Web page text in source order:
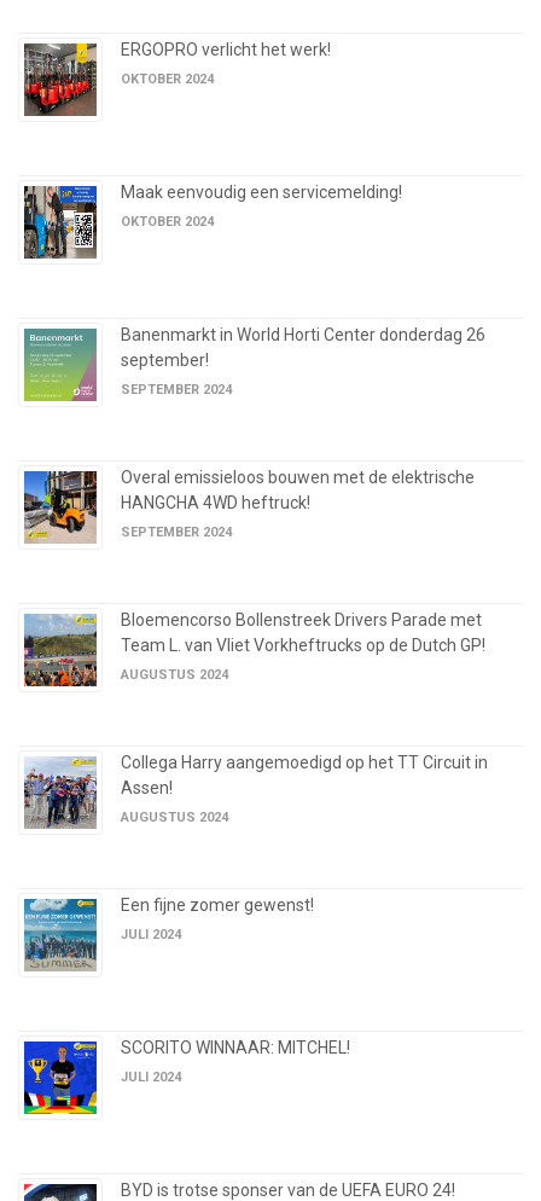
ERGOPRO verlicht het werk!
OKTOBER 2024
Maak eenvoudig een servicemelding!
OKTOBER 2024
Banenmarkt in World Horti Center donderdag 26
september!
SEPTEMBER 2024
Overal emissieloos bouwen met de elektrische
HANGCHA 4WD heftruck!
SEPTEMBER 2024
Bloemencorso Bollenstreek Drivers Parade met
Team L. van Vliet Vorkheftrucks op de Dutch GP!
AUGUSTUS 2024
Collega Harry aangemoedigd op het TT Circuit in
Assen!
AUGUSTUS 2024
Een fijne zomer gewenst!
JULI 2024
SCORITO WINNAAR: MITCHEL!
JULI 2024
BYD is trotse sponser van de UEFA EURO 24!